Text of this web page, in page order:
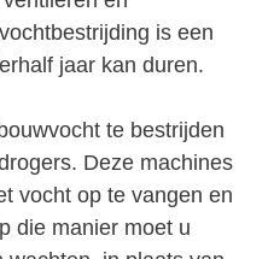
is een
jaar kan duren.
te bestrijden
Deze machines
vocht op te vangen en
die manier moet u